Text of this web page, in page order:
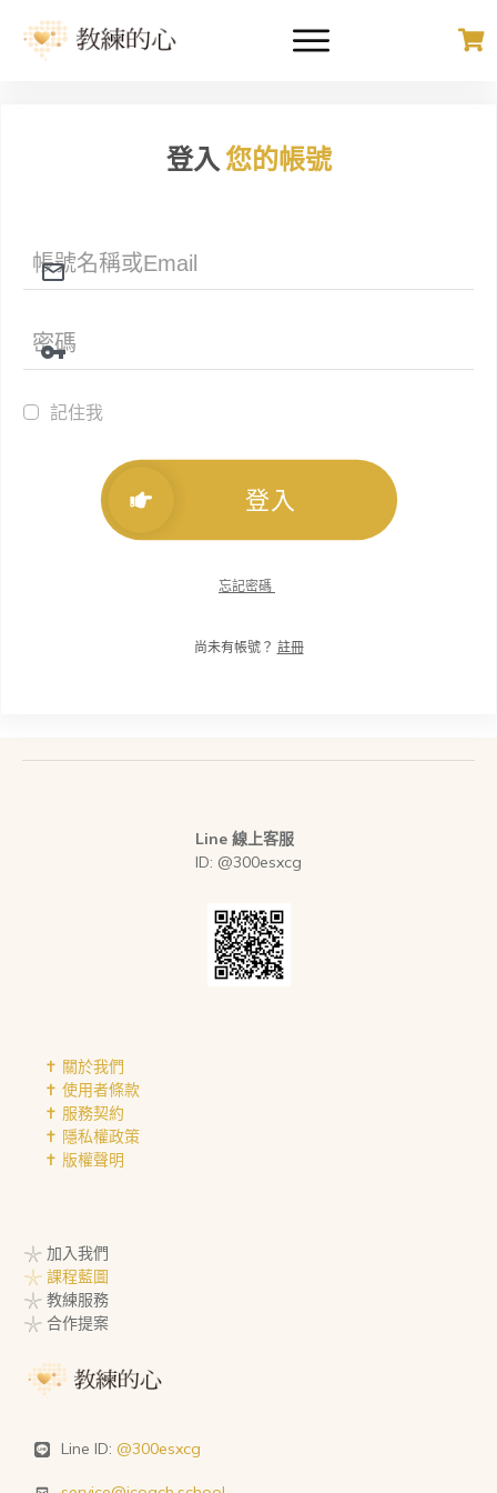
登入您的帳號
記住我
登入
忘記密碼
尚未有帳號？ 註冊
Line 線上客服
ID: @300esxcg
✝︎ 關於我們
✝︎ 使用者條款
✝︎ 服務契約
✝︎ 隱私權政策
✝︎ 版權聲明
𓇼 加入我們
𓇼 課程藍圖
𓇼 教練服務
𓇼 合作提案
Line ID: @300esxcg